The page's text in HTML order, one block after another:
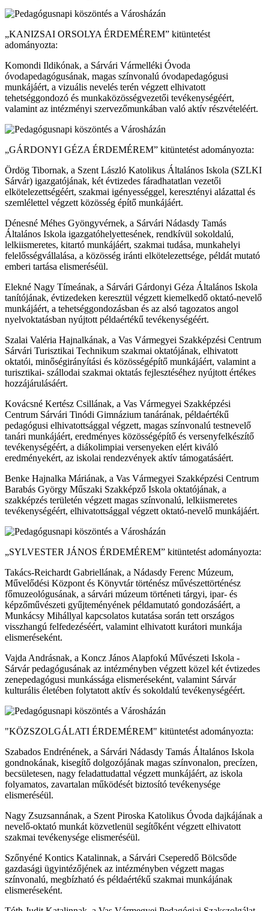
„KANIZSAI ORSOLYA ÉRDEMÉREM” kitüntetést
adományozta:
Komondi Ildikónak, a Sárvári Vármelléki Óvoda
óvodapedagógusának, magas színvonalú óvodapedagógusi
munkájáért, a vizuális nevelés terén végzett elhivatott
tehetséggondozó és munkaközösségvezetői tevékenységéért,
valamint az intézményi szervezőmunkában való aktív részvételéért.
„GÁRDONYI GÉZA ÉRDEMÉREM” kitüntetést adományozta:
Ördög Tibornak, a Szent László Katolikus Általános Iskola (SZLKI
Sárvár) igazgatójának, két évtizedes fáradhatatlan vezetői
elkötelezettségéért, szakmai igényességgel, keresztényi alázattal és
szemlélettel végzett közösség építő munkájáért.
Dénesné Méhes Gyöngyvérnek, a Sárvári Nádasdy Tamás
Általános Iskola igazgatóhelyettesének, rendkívül sokoldalú,
lelkiismeretes, kitartó munkájáért, szakmai tudása, munkahelyi
felelősségvállalása, a közösség iránti elkötelezettsége, példát mutató
emberi tartása elismeréséül.
Elekné Nagy Tímeának, a Sárvári Gárdonyi Géza Általános Iskola
tanítójának, évtizedeken keresztül végzett kiemelkedő oktató-nevelő
munkájáért, a tehetséggondozásban és az alsó tagozatos angol
nyelvoktatásban nyújtott példaértékű tevékenységéért.
Szalai Valéria Hajnalkának, a Vas Vármegyei Szakképzési Centrum
Sárvári Turisztikai Technikum szakmai oktatójának, elhivatott
oktatói, minőségirányítási és közösségépítő munkájáért, valamint a
turisztikai- szállodai szakmai oktatás fejlesztéséhez nyújtott értékes
hozzájárulásáért.
Kovácsné Kertész Csillának, a Vas Vármegyei Szakképzési
Centrum Sárvári Tinódi Gimnázium tanárának, példaértékű
pedagógusi elhivatottsággal végzett, magas színvonalú testnevelő
tanári munkájáért, eredményes közösségépítő és versenyfelkészítő
tevékenységéért, a diákolimpiai versenyeken elért kiváló
eredményekért, az iskolai rendezvények aktív támogatásáért.
Benke Hajnalka Máriának, a Vas Vármegyei Szakképzési Centrum
Barabás György Műszaki Szakképző Iskola oktatójának, a
szakképzés területén végzett magas színvonalú, lelkiismeretes
tevékenységéért, elhivatottsággal végzett oktató-nevelő munkájáért.
„SYLVESTER JÁNOS ÉRDEMÉREM” kitüntetést adományozta:
Takács-Reichardt Gabriellának, a Nádasdy Ferenc Múzeum,
Művelődési Központ és Könyvtár történész művészettörténész
főmuzeológusának, a sárvári múzeum történeti tárgyi, ipar- és
képzőművészeti gyűjteményének példamutató gondozásáért, a
Munkácsy Mihállyal kapcsolatos kutatása során tett országos
visszhangú felfedezéséért, valamint elhivatott kurátori munkája
elismeréseként.
Vajda Andrásnak, a Koncz János Alapfokú Művészeti Iskola -
Sárvár pedagógusának az intézményben végzett közel két évtizedes
zenepedagógusi munkássága elismeréseként, valamint Sárvár
kulturális életében folytatott aktív és sokoldalú tevékenységéért.
"KÖZSZOLGÁLATI ÉRDEMÉREM" kitüntetést adományozta:
Szabados Endrénének, a Sárvári Nádasdy Tamás Általános Iskola
gondnokának, kisegítő dolgozójának magas színvonalon, precízen,
becsületesen, nagy feladattudattal végzett munkájáért, az iskola
folyamatos, zavartalan működését biztosító tevékenysége
elismeréséül.
Nagy Zsuzsannának, a Szent Piroska Katolikus Óvoda dajkájának a
nevelő-oktató munkát közvetlenül segítőként végzett elhivatott
szakmai tevékenysége elismeréséül.
Szőnyéné Kontics Katalinnak, a Sárvári Cseperedő Bölcsőde
gazdasági ügyintézőjének az intézményben végzett magas
színvonalú, megbízható és példaértékű szakmai munkájának
elismeréseként.